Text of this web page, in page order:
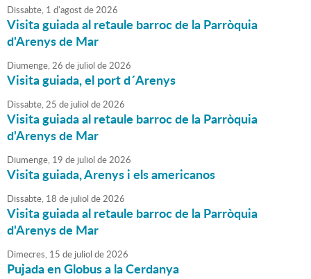
Dissabte, 1 d'agostde2026
Visita guiada al retaule barroc de la Parròquia
d'Arenys de Mar
Diumenge,26 de juliol de2026
Visita guiada, el port d´Arenys
Dissabte,25 de juliol de2026
Visita guiada al retaule barroc de la Parròquia
d'Arenys de Mar
Diumenge, 19 de juliol de2026
Visita guiada, Arenys i els americanos
Dissabte, 18 de juliol de2026
Visita guiada al retaule barroc de la Parròquia
d'Arenys de Mar
Dimecres, 15 de juliol de2026
Pujada en Globus a la Cerdanya